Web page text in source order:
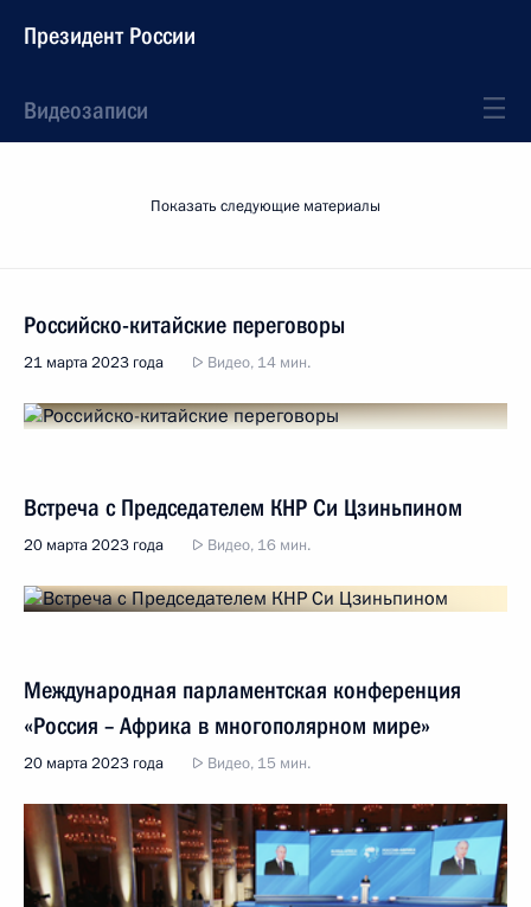
Президент России
Видеозаписи
Показать следующие материалы
Российско-китайские переговоры
21 марта 2023 года Видео, 14 мин.
Встреча с Председателем КНР Си Цзиньпином
20 марта 2023 года Видео, 16 мин.
Международная парламентская конференция
«Россия – Африка в многополярном мире»
20 марта 2023 года Видео, 15 мин.